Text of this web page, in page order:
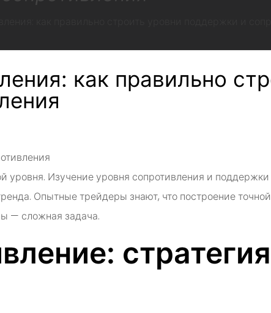
как правильно
уровня. Изучение уровня сопротивления и
Опытные трейдеры знают, что построение точной
— сложная задача.
стратегия